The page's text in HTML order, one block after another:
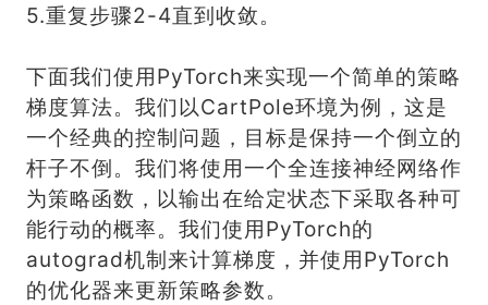
5.重复步骤2-4直到收敛。
下面我们使用PyTorch来实现一个简单的策略
梯度算法。我们以CartPole环境为例，这是
一个经典的控制问题，目标是保持一个倒立的
杆子不倒。我们将使用一个全连接神经网络作
为策略函数，以输出在给定状态下采取各种可
能行动的概率。我们使用PyTorch的
autograd机制来计算梯度，并使用PyTorch
的优化器来更新策略参数。